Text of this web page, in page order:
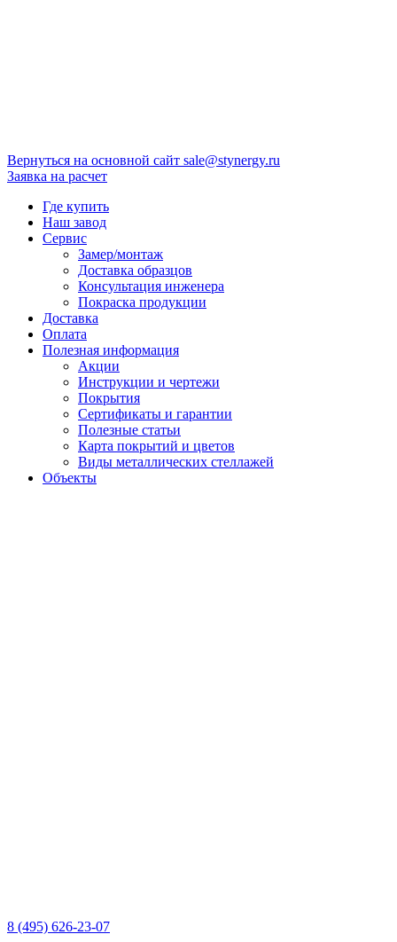
Вернуться на основной сайт sale@stynergy.ru
Заявка на расчет
Где купить
Наш завод
Сервис
Замер/монтаж
Доставка образцов
Консультация инженера
Покраска продукции
Доставка
Оплата
Полезная информация
Акции
Инструкции и чертежи
Покрытия
Сертификаты и гарантии
Полезные статьи
Карта покрытий и цветов
Виды металлических стеллажей
Объекты
8 (495) 626-23-07